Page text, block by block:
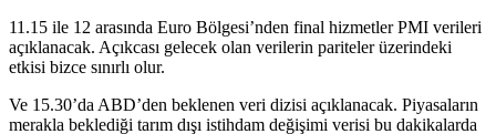
11.15 ile 12 arasında Euro Bölgesi’nden final hizmetler PMI verileri
açıklanacak. Açıkcası gelecek olan verilerin pariteler üzerindeki
etkisi bizce sınırlı olur.
Ve 15.30’da ABD’den beklenen veri dizisi açıklanacak. Piyasaların
merakla beklediği tarım dışı istihdam değişimi verisi bu dakikalarda